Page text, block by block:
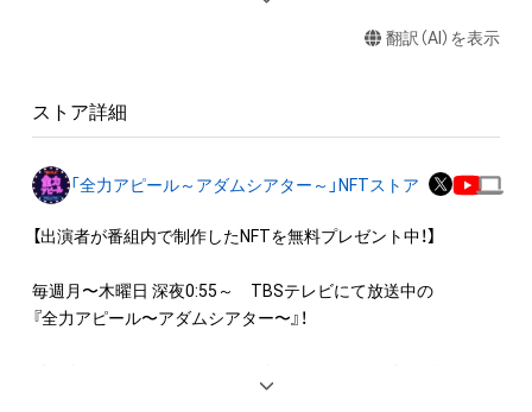
◆本アイテムに関する注意事項
ロゴ等を含みますがこれらに限られません。)にかかる知的財産
権(著作権、特許権、実用新案権、商標権、意匠権その他の知的財
産権(それらの権利を取得し、又はそれらの権利につき登録等を
作権を有する方、著作隣接権の権利者またはその管理委託を受
けている者によって保護されています。そのため、本アイテム
・本アイテムの著作権を有する方、著作隣接権の権利者またはそ
翻訳（AI）を表示
ストア詳細
「全力アピール～アダムシアター～」NFTストア
【出演者が番組内で制作したNFTを無料プレゼント中！】
毎週月〜木曜日 深夜0:55～　TBSテレビにて放送中の
『全力アピール〜アダムシアター〜』！